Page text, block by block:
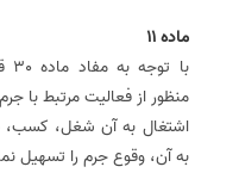
ماده 11
منظور از فعالیت مرتبط با
اشتغال به آن شغل، کسب،
به آن، وقوع جرم را تسهیل